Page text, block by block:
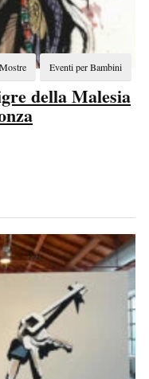
Eventi per Bambini
Mostre
della Malesia